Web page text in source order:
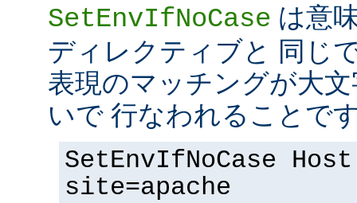
SetEnvIfNoCase は意
ディレクティブと 同じ
表現のマッチングが大
いで 行なわれることで
SetEnvIfNoCase
site=apache